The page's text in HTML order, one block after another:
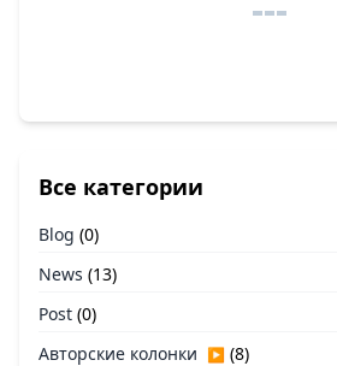
Все категории
Blog (0)
News (13)
Post (0)
Авторские колонки ▶ (8)